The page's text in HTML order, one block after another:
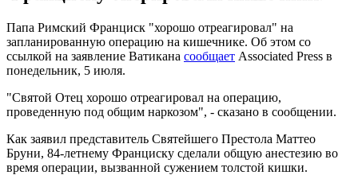
Папа Римский Франциск "хорошо отреагировал" на
запланированную операцию на кишечнике. Об этом со
ссылкой на заявление Ватикана сообщает Associated Press в
понедельник, 5 июля.
"Святой Отец хорошо отреагировал на операцию,
проведенную под общим наркозом", - сказано в сообщении.
Как заявил представитель Святейшего Престола Маттео
Бруни, 84-летнему Франциску сделали общую анестезию во
время операции, вызванной сужением толстой кишки.